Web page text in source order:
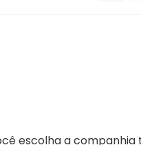
escolha a